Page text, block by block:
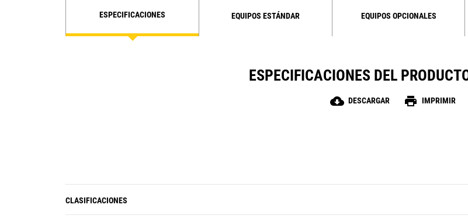
ESPECIFICACIONES EQUIPOS ESTÁNDAR EQUIPOS OPCIONALES
ESPECIFICACIONES DEL
cloud_download DESCARGAR print IMPRIMIR
CLASIFICACIONES